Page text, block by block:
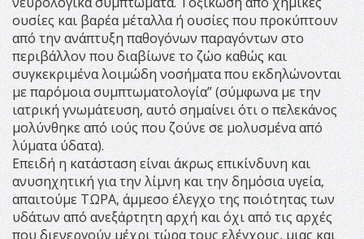
ουσίες και βαρέα μέταλλα ή ουσίες που προκύπτουν
από την ανάπτυξη παθογόνων παραγόντων στο
περιβάλλον που διαβίωνε το ζώο καθώς και
συγκεκριμένα λοιμώδη νοσήματα που εκδηλώνονται
με παρόμοια συμπτωματολογία” (σύμφωνα με την
ιατρική γνωμάτευση, αυτό σημαίνει ότι ο πελεκάνος
μολύνθηκε από ιούς που ζούνε σε μολυσμένα από
λύματα ύδατα).
Επειδή η κατάσταση είναι άκρως επικίνδυνη και
ανυσηχητική για την λίμνη και την δημόσια υγεία,
απαιτούμε ΤΩΡΑ, άμμεσο έλεγχο της ποιότητας των
υδάτων από ανεξάρτητη αρχή και όχι από τις αρχές
που διενεργούν μέχρι τώρα τους ελέγχους, μιας και